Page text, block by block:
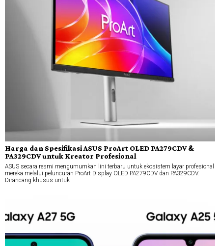
Harga dan Spesifikasi ASUS ProArt OLED PA279CDV &
PA329CDV untuk Kreator Profesional
ASUS secara resmi mengumumkan lini terbaru untuk ekosistem layar profesional
mereka melalui peluncuran ProArt Display OLED PA279CDV dan PA329CDV.
Dirancang khusus untuk